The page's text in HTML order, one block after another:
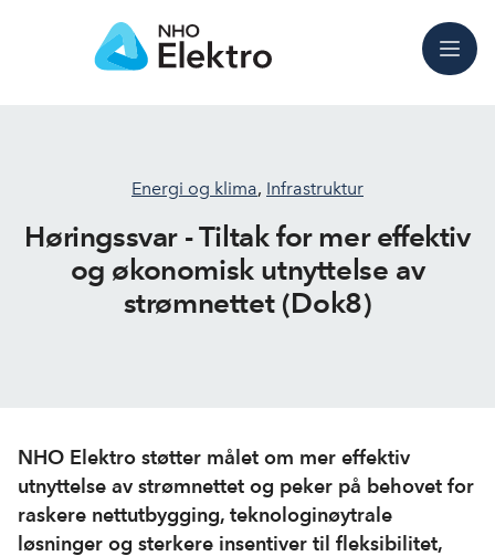
Meny
Energi og klima, Infrastruktur
Høringssvar - Tiltak for mer effektiv
og økonomisk utnyttelse av
strømnettet (Dok8)
NHO Elektro støtter målet om mer effektiv
utnyttelse av strømnettet og peker på behovet for
raskere nettutbygging, teknologinøytrale
løsninger og sterkere insentiver til fleksibilitet,